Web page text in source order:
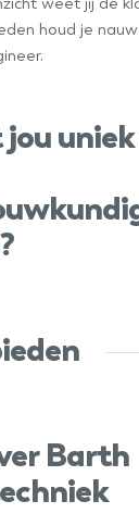
weet jij de
houd je
uniek
Barth